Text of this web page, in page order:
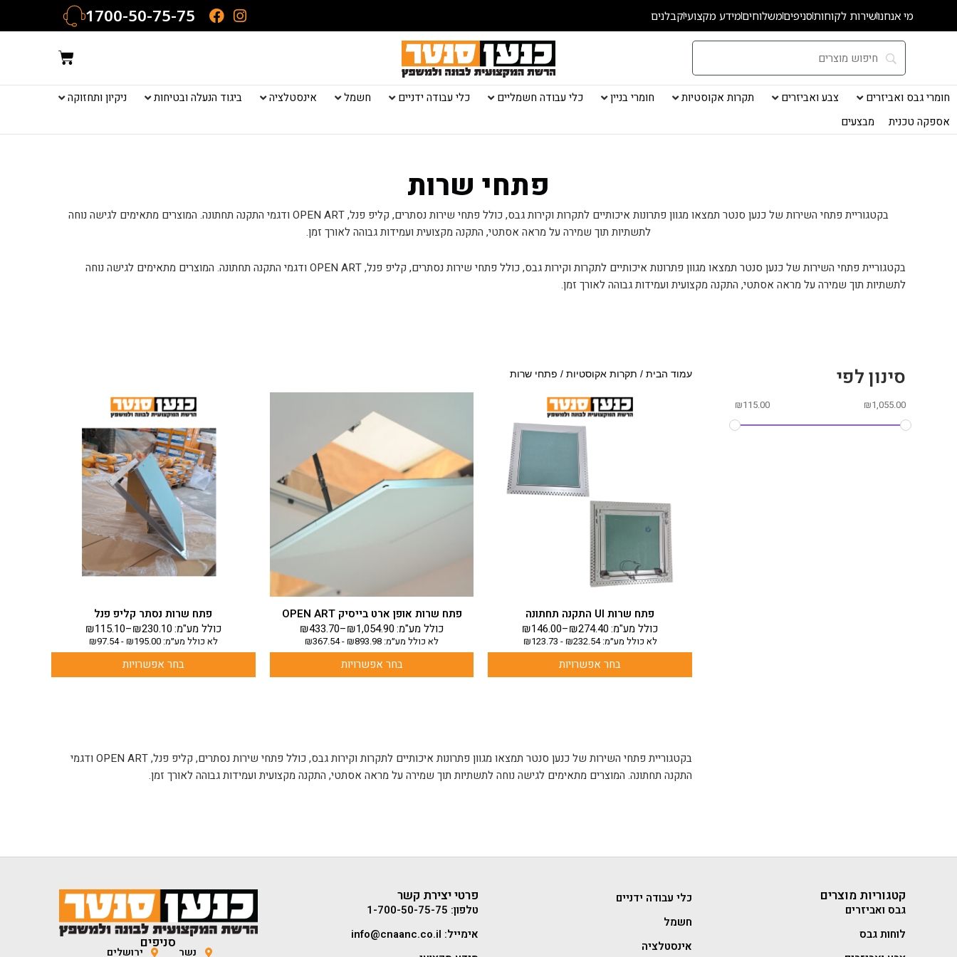
מי אנחנושירות לקוחותסניפיםמשלוחיםמידע מקצועיקבלנים 1700-50-75-75
עגלת
קניות
חומרי גבס ואביזרים צבע ואביזרים תקרות אקוסטיות חומרי בניין כלי עבודה חשמליים כלי עבודה ידניים חשמל אינסטלציה ביגוד הנעלה ובטיחות
ניקיון ותחזוקה
אספקה טכנית
מבצעים
פתחי שרות
בקטגוריית פתחי השירות של כנען סנטר תמצאו מגוון פתרונות איכותיים לתקרות וקירות גבס, כולל פתחי שירות נסתרים, קליפ פנל, OPEN ART ודגמי התקנה תחתונה. המוצרים מתאימים לגישה נוחה
לתשתיות תוך שמירה על מראה אסתטי, התקנה מקצועית ועמידות גבוהה לאורך זמן.
בקטגוריית פתחי השירות של כנען סנטר תמצאו מגוון פתרונות איכותיים לתקרות וקירות גבס, כולל פתחי שירות נסתרים, קליפ פנל, OPEN ART ודגמי התקנה תחתונה. המוצרים מתאימים לגישה נוחה
לתשתיות תוך שמירה על מראה אסתטי, התקנה מקצועית ועמידות גבוהה לאורך זמן.
סינון לפי
₪115.00 ₪1,055.00
עמוד הבית / תקרות אקוסטיות / פתחי שרות
פתח שרות UI התקנה תחתונה
₪146.00–₪274.40כולל מע"מ:
לא כולל מע״מ: ₪232.54
-
₪123.73
בחר אפשרויות
למוצר
זה
יש
מספר
סוגים.
ניתן
לבחור
פתח שרות אופן ארט בייסיק OPEN ART
₪433.70–₪1,054.90כולל מע"מ:
לא כולל מע״מ: ₪893.98
-
₪367.54
בחר אפשרויות
זה
מספר
ניתן
לבחור
פתח שרות נסתר קליפ פנל
₪115.10–₪230.10כולל מע"מ:
לא כולל מע״מ: ₪195.00
-
₪97.54
בחר אפשרויות
למוצר
זה
יש
מספר
סוגים.
ניתן
לבחור
את
האפשרויות
בעמוד
המוצר
בקטגוריית פתחי השירות של כנען סנטר תמצאו מגוון פתרונות איכותיים לתקרות וקירות גבס, כולל פתחי שירות נסתרים, קליפ פנל, OPEN ART ודגמי
התקנה תחתונה. המוצרים מתאימים לגישה נוחה לתשתיות תוך שמירה על מראה אסתטי, התקנה מקצועית ועמידות גבוהה לאורך זמן.
קטגוריות מוצרים
גבס ואביזרים
לוחות גבס
כלי עבודה ידניים
חשמל
אינסטלציה
פרטי יצירת קשר
טלפון: 1-700-50-75-75
אימייל: info@cnaanc.co.il
סניפים
נשר ירושלים